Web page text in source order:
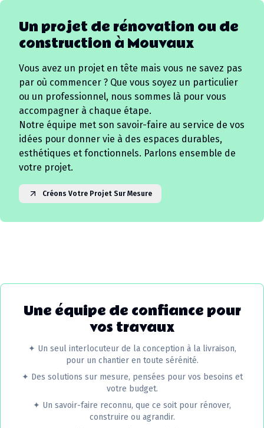
Un projet de rénovation ou de
construction à Mouvaux
Vous avez un projet en tête mais vous ne savez pas
par où commencer ? Que vous soyez un particulier
ou un professionnel, nous sommes là pour vous
accompagner à chaque étape.
Notre équipe met son savoir-faire au service de vos
idées pour donner vie à des espaces durables,
esthétiques et fonctionnels. Parlons ensemble de
votre projet.
Créons Votre Projet Sur Mesure
Une équipe de confiance pour
vos travaux
✦ Un seul interlocuteur de la conception à la livraison,
pour un chantier en toute sérénité.
✦ Des solutions sur mesure, pensées pour vos besoins et
votre budget.
✦ Un savoir-faire reconnu, que ce soit pour rénover,
construire ou agrandir.